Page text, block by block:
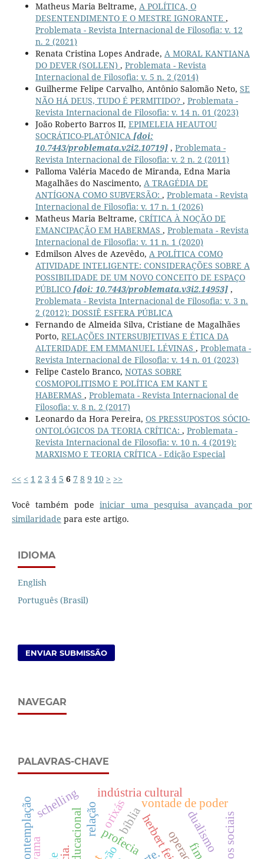
Matheus Maria Beltrame, A POLÍTICA, O
DESENTENDIMENTO E O MESTRE IGNORANTE ,
Problemata - Revista Internacional de Filosofia: v. 12
n. 2 (2021)
Renata Cristina Lopes Andrade, A MORAL KANTIANA
DO DEVER (SOLLEN) , Problemata - Revista
Internacional de Filosofia: v. 5 n. 2 (2014)
Guilherme Felipe Carvalho, Antônio Salomão Neto, SE
NÃO HÁ DEUS, TUDO É PERMITIDO? , Problemata -
Revista Internacional de Filosofia: v. 14 n. 01 (2023)
João Roberto Barros II, EPIMELEIA HEAUTOU
SOCRÁTICO-PLATÔNICA [doi:
10.7443/problemata.v2i2.10719], Problemata -
Revista Internacional de Filosofia: v. 2 n. 2 (2011)
Palloma Valéria Macedo de Miranda, Edna Maria
Magalhães do Nascimento, A TRAGÉDIA DE
ANTÍGONA COMO SUBVERSÃO: , Problemata - Revista
Internacional de Filosofia: v. 17 n. 1 (2026)
Matheus Maria Beltrame, CRÍTICA À NOÇÃO DE
EMANCIPAÇÃO EM HABERMAS , Problemata - Revista
Internacional de Filosofia: v. 11 n. 1 (2020)
Edmilson Alves de Azevêdo, A POLÍTICA COMO
ATIVIDADE INTELIGENTE: CONSIDERAÇÕES SOBRE A
POSSIBILIDADE DE UM NOVO CONCEITO DE ESPAÇO
PÚBLICO [doi: 10.7443/problemata.v3i2.14953],
Problemata - Revista Internacional de Filosofia: v. 3 n.
2 (2012): DOSSIÊ ESFERA PÚBLICA
Fernando de Almeida Silva, Cristiane de Magalhães
Porto, RELAÇÕES INTERSUBJETIVAS E ÉTICA DA
ALTERIDADE EM EMMANUEL LÉVINAS , Problemata -
Revista Internacional de Filosofia: v. 14 n. 01 (2023)
Felipe Castelo Branco, NOTAS SOBRE
COSMOPOLITISMO E POLÍTICA EM KANT E
HABERMAS , Problemata - Revista Internacional de
Filosofia: v. 8 n. 2 (2017)
Leonardo da Hora Pereira, OS PRESSUPOSTOS SÓCIO-
ONTOLÓGICOS DA TEORIA CRÍTICA: , Problemata -
Revista Internacional de Filosofia: v. 10 n. 4 (2019):
MARXISMO E TEORIA CRÍTICA - Edição Especial
<< < 1 2 3 4 5 6 7 8 9 10 > >>
Você também podeiniciar uma pesquisa avançada por
similaridade para este artigo.
IDIOMA
English
Português (Brasil)
ENVIAR SUBMISSÃO
NAVEGAR
PALAVRAS-CHAVE
herbert feigl
bíblia
profecia
relação vontade de poder
indústria cultural
schelling
dualismo
orixás
contemplação